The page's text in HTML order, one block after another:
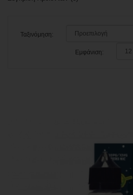
Ταξινόμηση:
Εμφάνιση: